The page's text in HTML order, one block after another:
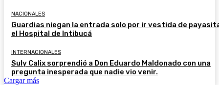
NACIONALES
Guardias niegan la entrada solo por ir vestida de
el Hospital de Intibucá
INTERNACIONALES
Suly Calix sorprendió a Don Eduardo Maldonado con una
pregunta inesperada que nadie vio venir.
Cargar más